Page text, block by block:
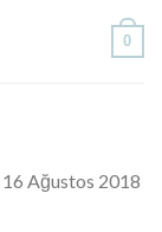
0
16 Ağustos 2018